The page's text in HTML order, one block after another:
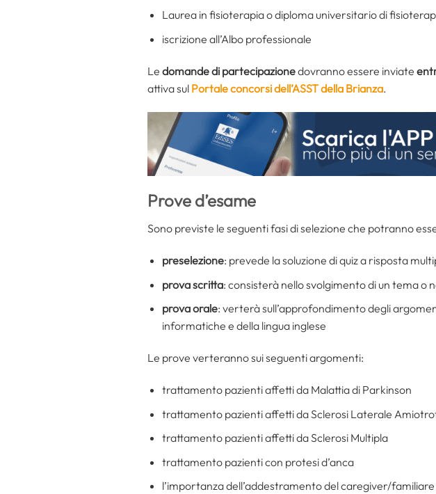
Laurea in fisioterapia o diploma universitario di
iscrizione all’Albo professionale
Le domande di partecipazionedovranno essere inviate
attiva sul Portale concorsi dell’ASST della Brianza.
Prove d’esame
Sono previste le seguenti fasi di selezione che potranno
preselezione: prevede la soluzione di quiz a risposta
prova scritta: consisterà nello svolgimento di un tema o
prova orale: verterà sull’approfondimento degli
informatiche e della lingua inglese
Le prove verteranno sui seguenti argomenti:
trattamento pazienti affetti da Malattia di Parkinson
trattamento pazienti affetti da Sclerosi Laterale
trattamento pazienti affetti da Sclerosi Multipla
trattamento pazienti con protesi d’anca
l’importanza dell’addestramento del caregiver/